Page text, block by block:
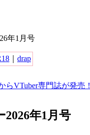
年1月号
drap
らVTuber専門誌が発売！
年1月号